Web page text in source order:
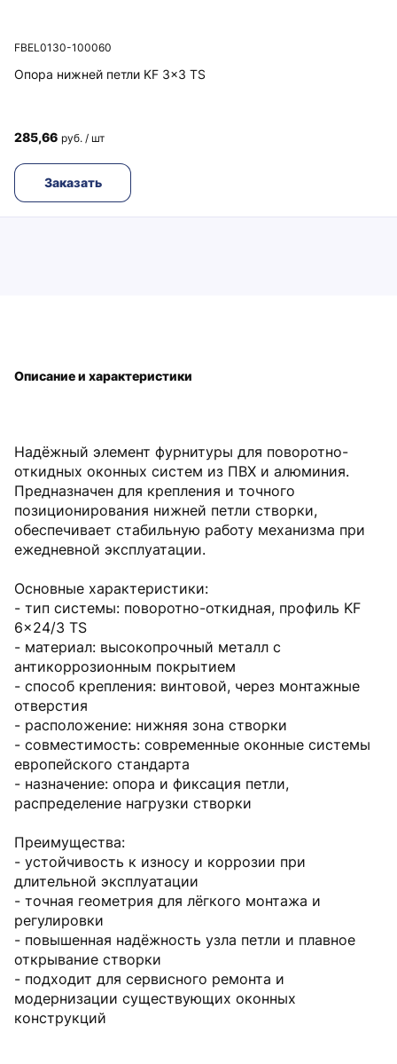
FBEL0130-100060
Опора нижней петли KF 3x3 TS
285,66 руб. / шт
Заказать
Надёжный элемент фурнитуры для поворотно-
откидных оконных систем из ПВХ и алюминия.
Предназначен для крепления и точного
позиционирования нижней петли створки,
обеспечивает стабильную работу механизма при
ежедневной эксплуатации.
Основные характеристики:
- тип системы: поворотно-откидная, профиль KF
6x24/3 TS
- материал: высокопрочный металл с
антикоррозионным покрытием
- способ крепления: винтовой, через монтажные
отверстия
- расположение: нижняя зона створки
- совместимость: современные оконные системы
европейского стандарта
- назначение: опора и фиксация петли,
распределение нагрузки створки
Преимущества:
- устойчивость к износу и коррозии при
длительной эксплуатации
- точная геометрия для лёгкого монтажа и
регулировки
- повышенная надёжность узла петли и плавное
открывание створки
- подходит для сервисного ремонта и
модернизации существующих оконных
конструкций
Описание и характеристики